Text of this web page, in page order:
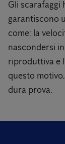
Gli scarafaggi
garantiscono
come: la
nascondersi
riproduttiva e
questo
dura prova.